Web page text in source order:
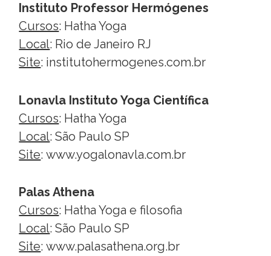
Instituto Professor Hermógenes
Cursos: Hatha Yoga
Local: Rio de Janeiro RJ
Site: institutohermogenes.com.br
Lonavla Instituto Yoga Científica
Cursos: Hatha Yoga
Local: São Paulo SP
Site:www.yogalonavla.com.br
Palas Athena
Cursos: Hatha Yoga e filosofia
Local: São Paulo SP
Site:www.palasathena.org.br